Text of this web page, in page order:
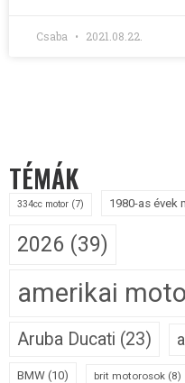
Csaba 2021.08.22.
TÉMÁK
334cc motor (7) 1980-as évek
2026 (39)
amerikai
Aruba Ducati (23)
BMW (10) brit motorosok (8)